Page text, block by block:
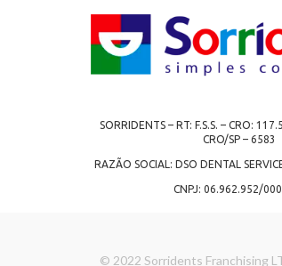
SORRIDENTS – RT: F.S.S. – CRO:
CRO/SP – 6583
RAZÃO SOCIAL: DSO DENTAL
CNPJ: 06.962.952/
© 2022 Sorridents Franchising